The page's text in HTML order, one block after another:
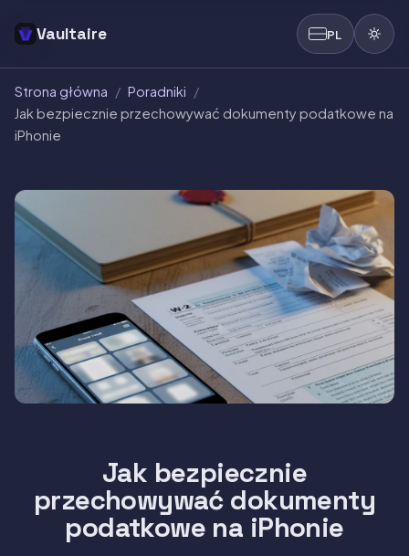
Vaultaire PL
Strona główna / Poradniki /
Jak bezpiecznie przechowywać dokumenty podatkowe na
iPhonie
Jak bezpiecznie
przechowywać dokumenty
podatkowe na iPhonie